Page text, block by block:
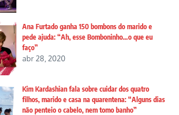
Ana Furtado ganha 150 bombons do marido e
pede ajuda: “Ah, esse Bomboninho…o que eu
faço”
abr 28, 2020
Kim Kardashian fala sobre cuidar dos quatro
filhos, marido e casa na quarentena: “Alguns dias
não penteio o cabelo, nem tomo banho”